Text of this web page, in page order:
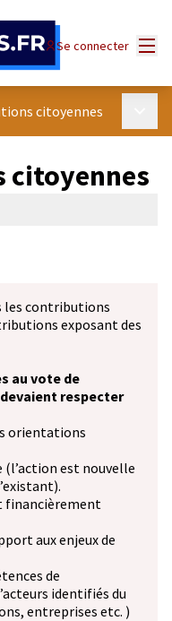
Se connecter
citoyennes
citoyennes
les contributions
exposant des
au vote de
respecter
orientations
(l’action est nouvelle
financièrement
aux enjeux de
de
identifiés du
entreprises etc. )